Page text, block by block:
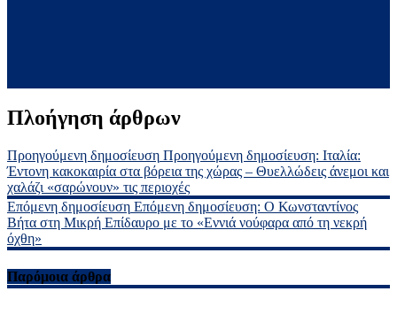
Πλοήγηση άρθρων
Προηγούμενη δημοσίευση Προηγούμενη δημοσίευση: Ιταλία:
Έντονη κακοκαιρία στα βόρεια της χώρας – Θυελλώδεις άνεμοι και
χαλάζι «σαρώνουν» τις περιοχές
Επόμενη δημοσίευση Επόμενη δημοσίευση: Ο Κωνσταντίνος
Βήτα στη Μικρή Επίδαυρο με το «Εννιά νούφαρα από τη νεκρή
όχθη»
Παρόμοια άρθρα